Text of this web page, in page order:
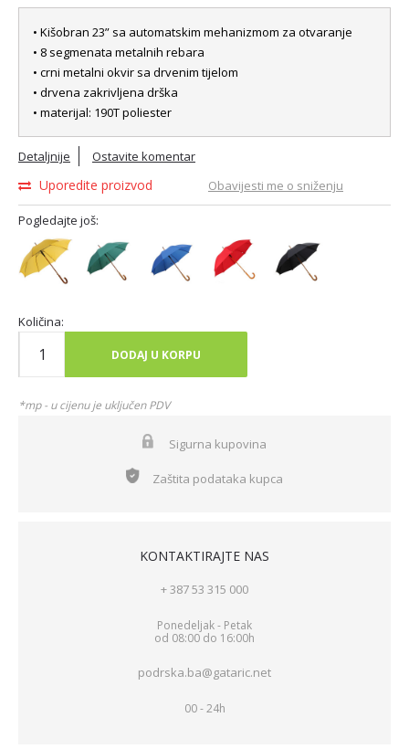
• Kišobran 23” sa automatskim mehanizmom za otvaranje
• 8 segmenata metalnih rebara
• crni metalni okvir sa drvenim tijelom
• drvena zakrivljena drška
• materijal: 190T poliester
Detaljnije Ostavite komentar
Uporedite proizvod Obavijesti me o sniženju
Pogledajte još:
Količina:
DODAJ U KORPU
*mp - u cijenu je uključen PDV
Sigurna kupovina
Zaštita podataka kupca
KONTAKTIRAJTE NAS
+ 387 53 315 000
Ponedeljak - Petak
od 08:00 do 16:00h
podrska.ba@gataric.net
00 - 24h